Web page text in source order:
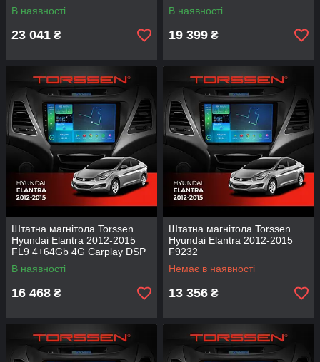
В наявності
23 041 ₴
В наявності
19 399 ₴
Штатна магнітола Torssen
Hyundai Elantra 2012-2015
FL9 4+64Gb 4G Carplay DSP
В наявності
16 468 ₴
Штатна магнітола Torssen
Hyundai Elantra 2012-2015
F9232
Немає в наявності
13 356 ₴